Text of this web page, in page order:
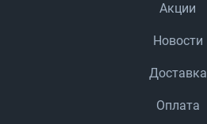
Акции
Новости
Доставка
Оплата